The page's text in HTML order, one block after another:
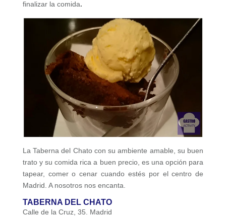
finalizar la comida.
La Taberna del Chato con su ambiente amable, su buen
trato y su comida rica a buen precio, es una opción para
tapear, comer o cenar cuando estés por el centro de
Madrid. A nosotros nos encanta.
TABERNA DEL CHATO
Calle de la Cruz, 35. Madrid